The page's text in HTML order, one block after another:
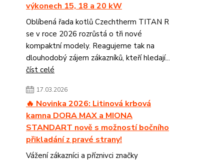
výkonech 15, 18 a 20 kW
Oblíbená řada kotlů Czechtherm TITAN R
se v roce 2026 rozrůstá o tři nové
kompaktní modely. Reagujeme tak na
dlouhodobý zájem zákazníků, kteří hledají...
číst celé
17.03.2026
🔥 Novinka 2026: Litinová krbová
kamna DORA MAX a MIONA
STANDART nově s možností bočního
přikladání z pravé strany!
Vážení zákazníci a příznivci značky